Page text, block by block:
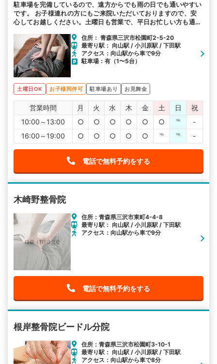
その他の検索方法
駅から探す 院名から探す
駐車場を完備しているので、遠方からでも雨の日でも通いやすい
です。 お子様連れの方にもご来院いただいておりますので、安
心してお越しください。土曜日も営業で、平日お忙しい方も通い
住所： 青森県三沢市松園町2-5-20
最寄り駅： 向山駅 / 小川原駅 / 下田駅
アクセス：向山駅から車で9分
駐車場：有（1〜5台）
土曜日OK お子様同伴可 駐車場あり お見舞金
営業時間 月 火 水 木 金 土 日
祝
10:00～13:00
○ ○ ○ ○ ○ ○ ℡
-
16:00～19:00
○ ○ ○ ○ ○ ℡ ℡ -
電話で無料予約をする
木崎野整骨院
住所：青森県三沢市東町4-4-8
最寄り駅： 向山駅 / 小川原駅 / 下田駅
アクセス：向山駅から車で9分
電話で無料予約をする
根岸整骨院ビードル分院
住所：青森県三沢市松園町3-10-1
最寄り駅： 向山駅 / 小川原駅 / 下田駅
アクセス：向山駅から車で8分